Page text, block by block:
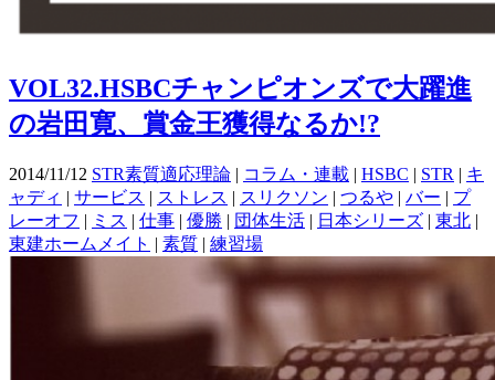
VOL32.HSBCチャンピオンズで大躍進
の岩田寛、賞金王獲得なるか!?
2014/11/12 STR素質適応理論 | コラム・連載 | HSBC | STR | キ
ャディ | サービス | ストレス | スリクソン | つるや | バー | プ
レーオフ | ミス | 仕事 | 優勝 | 団体生活 | 日本シリーズ | 東北 |
東建ホームメイト | 素質 | 練習場